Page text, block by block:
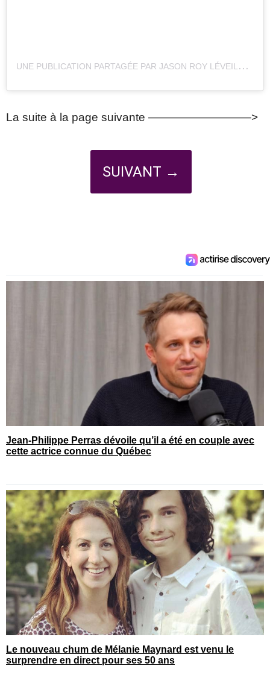
U
NE PUBLICATION PARTAGÉE PAR JASON ROY LÉVEILLÉE (@JASONROYLEVEILLEE)
La suite à la page suivante —————————>
Jean-Philippe Perras dévoile qu’il a été en couple avec
cette actrice connue du Québec
Le nouveau chum de Mélanie Maynard est venu le
surprendre en direct pour ses 50 ans